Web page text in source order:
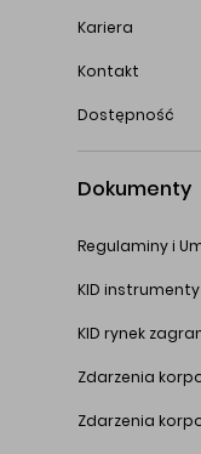
Kariera
Kontakt
Dostępność
Dokumenty
Regulaminy i
KID
KID rynek
Zdarzenia
Zdarzenia